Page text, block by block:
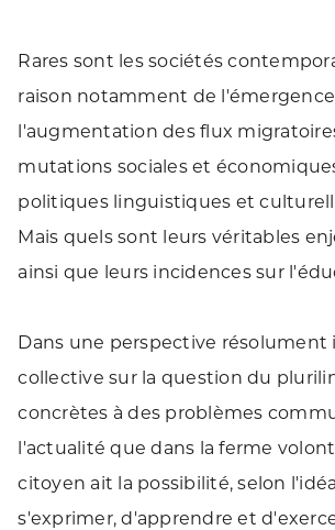
Rares sont les sociétés
raison notamment de
l'augmentation des flux
mutations sociales et
politiques linguistiques et
Mais quels sont leurs véritables
ainsi que leurs incidences sur
Dans une perspective
collective sur la question du
concrètes à des problèmes
l'actualité que dans la ferme
citoyen ait la possibilité, selon
s'exprimer, d'apprendre et